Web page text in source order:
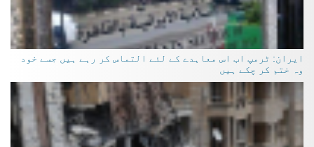
ایران: ٹرمپ اب اس معاہدے کے لئے التماس کر رہے ہیں جسے خود
وہ ختم کر چکے ہیں